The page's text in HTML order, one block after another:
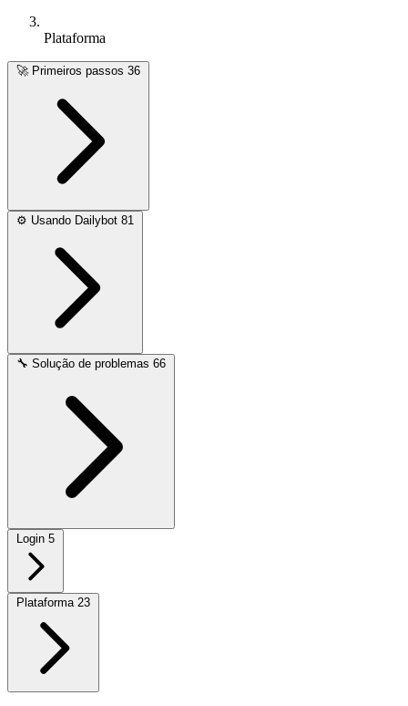
Plataforma
🚀 Primeiros passos 36
⚙️ Usando Dailybot 81
🔧 Solução de problemas 66
Login 5
Plataforma 23